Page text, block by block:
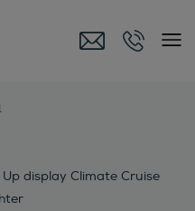
display Climate Cruise